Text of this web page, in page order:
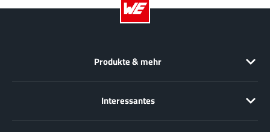
Produkte & mehr
Interessantes